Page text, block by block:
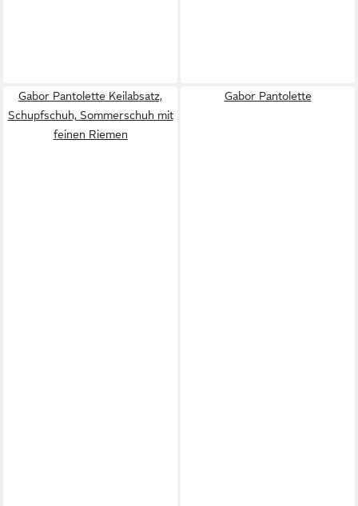
Gabor Pantolette Keilabsatz,
Schupfschuh, Sommerschuh mit
feinen Riemen
Gabor Pantolette